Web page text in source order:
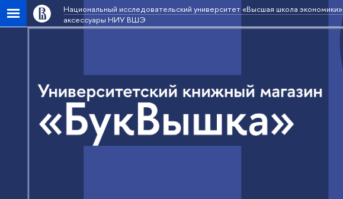
Национальный исследовательский университет «Высшая школа экономики»
аксессуары НИУ ВШЭ